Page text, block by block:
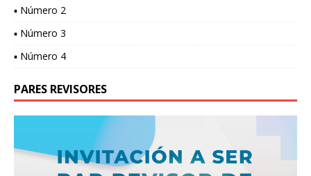
▪ Número 2
▪ Número 3
▪ Número 4
PARES REVISORES